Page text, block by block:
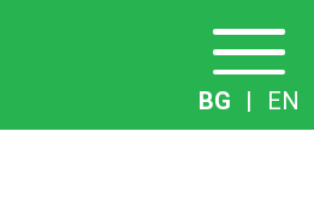
BG | EN